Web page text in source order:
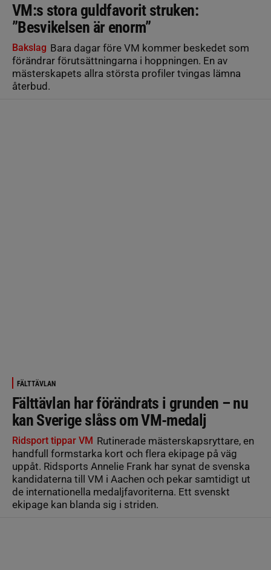
VM:s stora guldfavorit struken:
”Besvikelsen är enorm”
Bakslag Bara dagar före VM kommer beskedet som
förändrar förutsättningarna i hoppningen. En av
mästerskapets allra största profiler tvingas lämna
återbud.
FÄLTTÄVLAN
Fälttävlan har förändrats i grunden – nu
kan Sverige slåss om VM-medalj
Ridsport tippar VM Rutinerade mästerskapsryttare, en
handfull formstarka kort och flera ekipage på väg
uppåt. Ridsports Annelie Frank har synat de svenska
kandidaterna till VM i Aachen och pekar samtidigt ut
de internationella medaljfavoriterna. Ett svenskt
ekipage kan blanda sig i striden.